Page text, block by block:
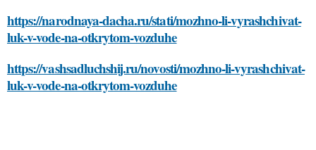
https://narodnaya-dacha.ru/stati/mozhno-li-vyrashchivat-
luk-v-vode-na-otkrytom-vozduhe
https://vashsadluchshij.ru/novosti/mozhno-li-vyrashchivat-
luk-v-vode-na-otkrytom-vozduhe